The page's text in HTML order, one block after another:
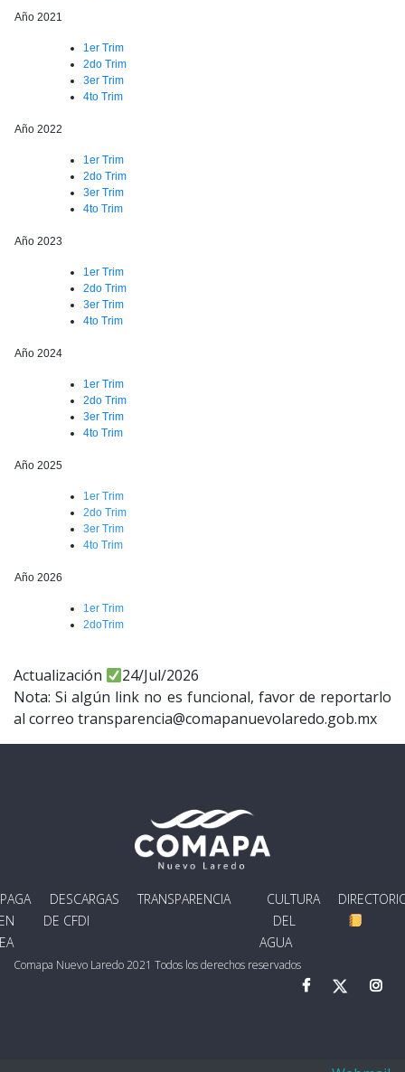
Año 2021
1er Trim
2do Trim
3er Trim
4to Trim
Año 2022
1er Trim
2do Trim
3er Trim
4to Trim
Año 2023
1er Trim
2do Trim
3er Trim
4to Trim
Año 2024
1er Trim
2do Trim
3er Trim
4to Trim
Año 2025
1er Trim
2do Trim
3er Trim
4to Trim
Año 2026
1er Trim
2doTrim
Actualización
24/Jul/2026
Nota: Si algún link no es funcional, favor de reportarlo
al correo transparencia@comapanuevolaredo.gob.mx
PAGA
DESCARGAS
DE CFDI
TRANSPARENCIA
CULTURA
DEL
AGUA
Comapa Nuevo Laredo 2021 Todos los derechos reservados